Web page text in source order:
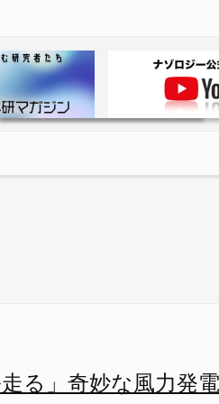
る」奇妙な風力発